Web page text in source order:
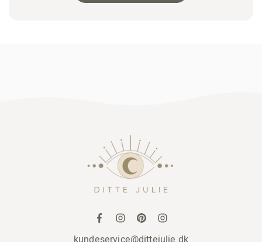
kundeservice@dittejulie.dk